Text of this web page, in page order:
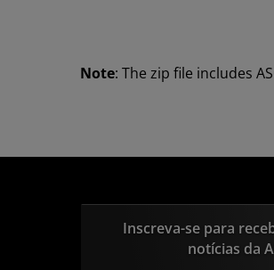
Note: The zip file includes
Inscreva-se para
notícias da